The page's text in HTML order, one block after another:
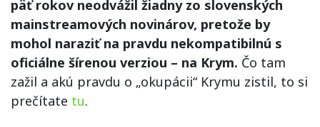
päť rokov neodvážil žiadny zo slovenských
mainstreamových novinárov, pretože by
mohol naraziť na pravdu nekompatibilnú s
oficiálne šírenou verziou – na Krym. Čo tam
zažil a akú pravdu o „okupácii“ Krymu zistil, to si
prečítate tu.